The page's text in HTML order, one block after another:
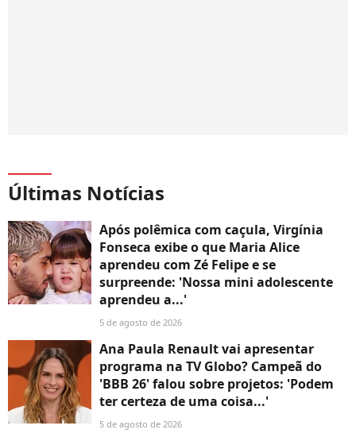
Últimas Notícias
Após polêmica com caçula, Virgínia
Fonseca exibe o que Maria Alice
aprendeu com Zé Felipe e se
surpreende: 'Nossa mini adolescente
aprendeu a...'
5 de agosto de 2026
Ana Paula Renault vai apresentar
programa na TV Globo? Campeã do
'BBB 26' falou sobre projetos: 'Podem
ter certeza de uma coisa...'
5 de agosto de 2026